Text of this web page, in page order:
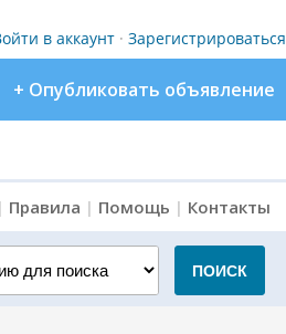
в аккаунт · Зарегистрироваться
+ Опубликовать объявление
| Правила | Помощь | Контакты
поиска ПОИСК